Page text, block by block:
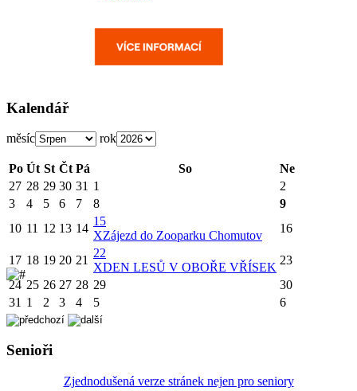
Kalendář
měsíc rok
Po Út St Čt Pá So
Ne
27 28 29 30 31 1
2
3
4 5 6 7 8
9
10 11 12 13 14
15
XZájezd do Zooparku Chomutov
16
17 18 19 20 21
22
XDEN LESŮ V OBOŘE VŘÍSEK
23
24 25 26 27 28 29
30
31 1 2 3 4 5 6
Senioři
Zjednodušená verze stránek nejen pro seniory